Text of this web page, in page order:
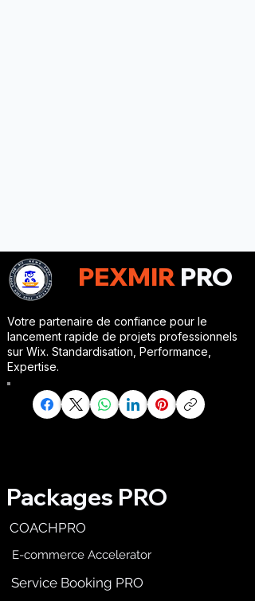
Votre partenaire de confiance pour le
lancement rapide de projets professionnels
sur Wix. Standardisation, Performance,
Expertise.
PEXMIR PRO
Packages PRO
COACHPRO
E-commerce Accelerator
Service Booking PRO